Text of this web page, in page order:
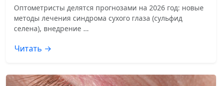
Оптометристы делятся прогнозами на 2026 год: новые
методы лечения синдрома сухого глаза (сульфид
селена), внедрение …
Читать →